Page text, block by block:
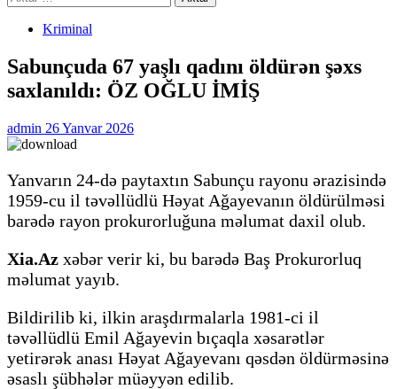
Kriminal
Sabunçuda 67 yaşlı qadını öldürən şəxs
saxlanıldı: ÖZ OĞLU İMİŞ
admin 26 Yanvar 2026
Yanvarın 24-də paytaxtın Sabunçu rayonu ərazisində
1959-cu il təvəllüdlü Həyat Ağayevanın öldürülməsi
barədə rayon prokurorluğuna məlumat daxil olub.
Xia.Az xəbər verir ki, bu barədə Baş Prokurorluq
məlumat yayıb.
Bildirilib ki, ilkin araşdırmalarla 1981-ci il
təvəllüdlü Emil Ağayevin bıçaqla xəsarətlər
yetirərək anası Həyat Ağayevanı qəsdən öldürməsinə
əsaslı şübhələr müəyyən edilib.